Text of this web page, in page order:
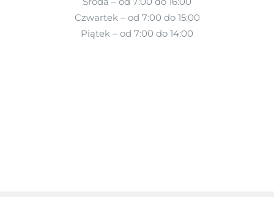
Czwartek – od 7:00 do 15:00
Piątek – od 7:00 do 14:00